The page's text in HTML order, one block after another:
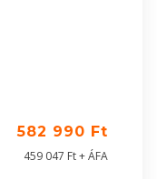
582 990 Ft
459 047 Ft + ÁFA